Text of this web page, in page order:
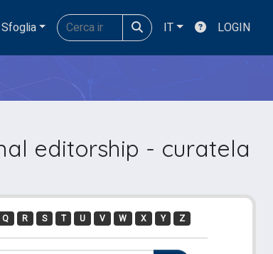
Sfoglia IT LOGIN
editorship - curatela
Q R S T U V W X Y Z